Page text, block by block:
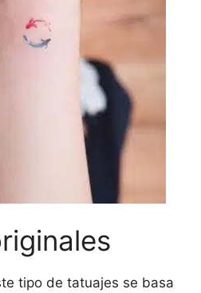
tipo de tatuajes se basa